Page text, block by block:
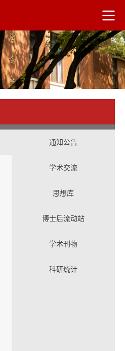
通知公告
学术交流
思想库
博士后流动站
学术刊物
科研统计